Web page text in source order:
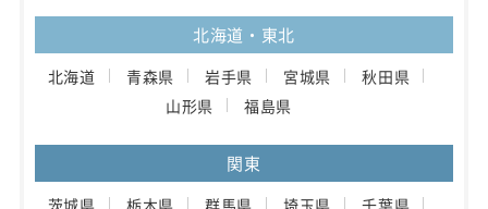
北海道・東北
北海道 青森県 岩手県 宮城県
秋田県
山形県
福島県
関東
茨城県 栃木県 群馬県 埼玉県
千葉県